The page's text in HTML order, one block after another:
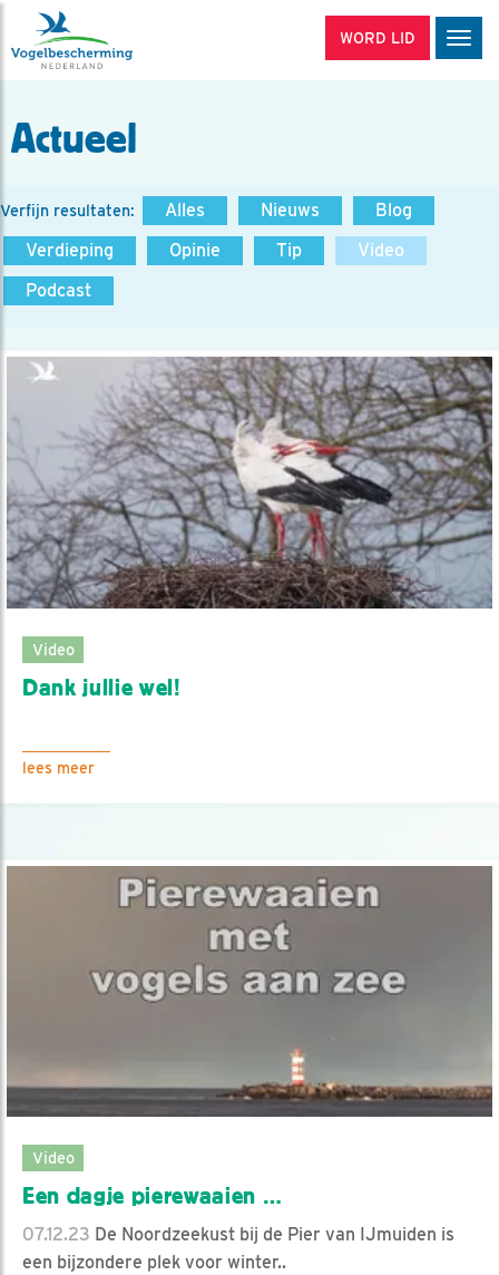
WORD LID
Actueel
Verfijn resultaten: Alles Nieuws
Blog
Verdieping
Opinie Tip
Video
Podcast
Video
Dank jullie wel!
lees meer
Video
Een dagje pierewaaien …
07.12.23 De Noordzeekust bij de Pier van IJmuiden is
een bijzondere plek voor winter..